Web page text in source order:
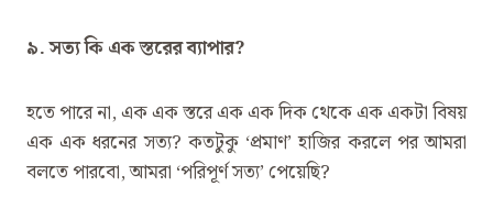
৯. সত্য কি এক স্তরের ব্যাপার?
হতে পারে না, এক এক স্তরে এক এক দিক থেকে এক একটা বিষয়
এক এক ধরনের সত্য? ‌কতটুকু ‘প্রমাণ’ হাজির করলে পর আমরা
বলতে পারবো, আমরা ‘পরিপূর্ণ সত্য’ পেয়েছি?